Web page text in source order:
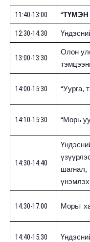
11:40-13:00 “
12:30-14:30
13:00-13:30
Олон
14:00-15:30 “Уурга,
14:10-15:30 “Морь
14:30-14:40
14:30-17:00 Морьт
14:40-15:30